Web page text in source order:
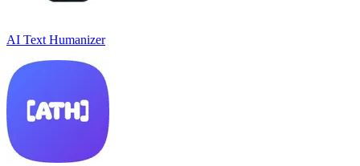
AI Text Humanizer